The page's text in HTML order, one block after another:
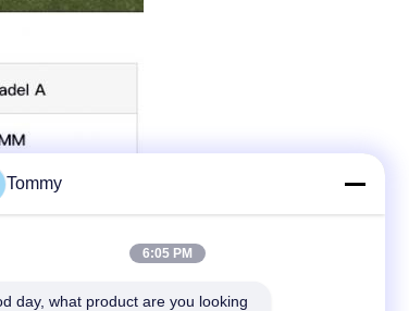
Tommy
6:05 PM
day, what product are you looking